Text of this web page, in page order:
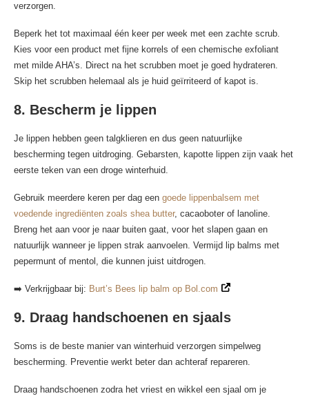
verzorgen.
Beperk het tot maximaal één keer per week met een zachte scrub.
Kies voor een product met fijne korrels of een chemische exfoliant
met milde AHA’s. Direct na het scrubben moet je goed hydrateren.
Skip het scrubben helemaal als je huid geïrriteerd of kapot is.
8. Bescherm je lippen
Je lippen hebben geen talgklieren en dus geen natuurlijke
bescherming tegen uitdroging. Gebarsten, kapotte lippen zijn vaak het
eerste teken van een droge winterhuid.
Gebruik meerdere keren per dag een goede lippenbalsem met
voedende ingrediënten zoals shea butter, cacaoboter of lanoline.
Breng het aan voor je naar buiten gaat, voor het slapen gaan en
natuurlijk wanneer je lippen strak aanvoelen. Vermijd lip balms met
pepermunt of mentol, die kunnen juist uitdrogen.
➡️ Verkrijgbaar bij: Burt’s Bees lip balm op Bol.com
9. Draag handschoenen en sjaals
Soms is de beste manier van winterhuid verzorgen simpelweg
bescherming. Preventie werkt beter dan achteraf repareren.
Draag handschoenen zodra het vriest en wikkel een sjaal om je